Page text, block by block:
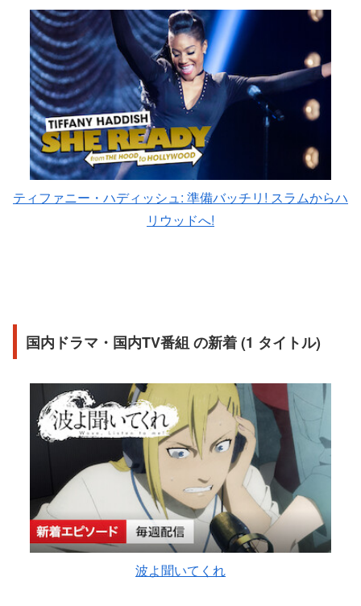
ティファニー・ハディッシュ: 準備バッチリ! スラムからハ
リウッドへ!
国内ドラマ・国内TV番組 の新着 (1 タイトル)
波よ聞いてくれ